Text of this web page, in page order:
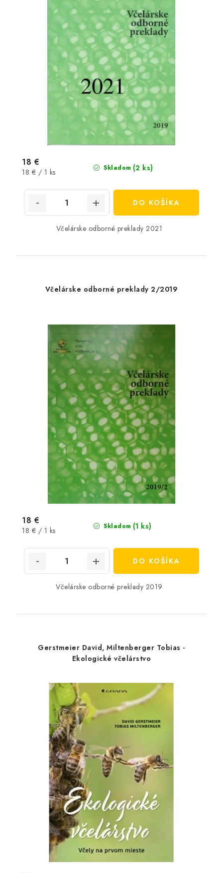
Skladom (2 ks)
18 €
Jednotková
18 € / 1 ks
DO KOŠÍKA
Včelárske odborné preklady 2021
Včelárske odborné preklady 2/2019
Skladom (1 ks)
18 €
Jednotková
18 € / 1 ks
DO KOŠÍKA
Včelárske odborné preklady 2019
Gerstmeier David, Miltenberger Tobias -
Ekologické včelárstvo